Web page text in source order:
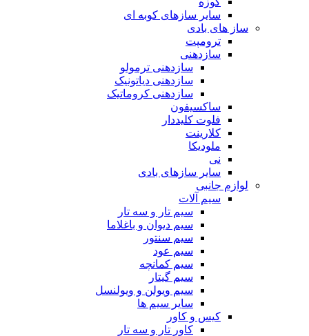
سایر سازهای کوبه ای
ساز های بادی
ترومپت
سازدهنی
سازدهنی ترمولو
سازدهنی دیاتونیک
سازدهنی کروماتیک
ساکسیفون
فلوت کلیددار
کلارینت
ملودیکا
نی
سایر سازهای بادی
لوازم جانبی
سیم آلات
سیم تار و سه تار
سیم دیوان و باغلاما
سیم سنتور
سیم عود
سیم کمانچه
سیم گیتار
سیم ویولن و ویولنسل
سایر سیم ها
کیس و کاور
کاور تار و سه تار